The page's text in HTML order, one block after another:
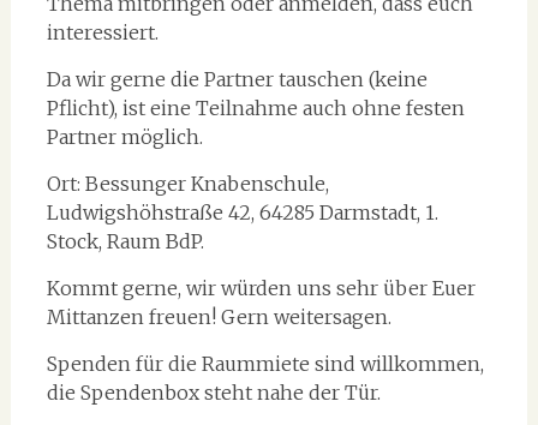
interessiert.
Da wir gerne die Partner tauschen (keine
Pflicht), ist eine Teilnahme auch ohne festen
Partner möglich.
Ort: Bessunger Knabenschule,
Ludwigshöhstraße 42, 64285 Darmstadt, 1.
Stock, Raum BdP.
Kommt gerne, wir würden uns sehr über Euer
Mittanzen freuen! Gern weitersagen.
Spenden für die Raummiete sind willkommen,
die Spendenbox steht nahe der Tür.